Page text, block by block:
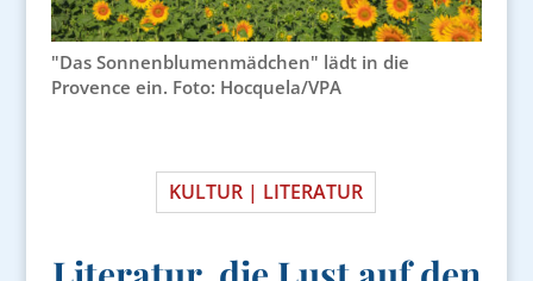
"Das Sonnenblumenmädchen" lädt in die
Provence ein. Foto: Hocquela/VPA
KULTUR | LITERATUR